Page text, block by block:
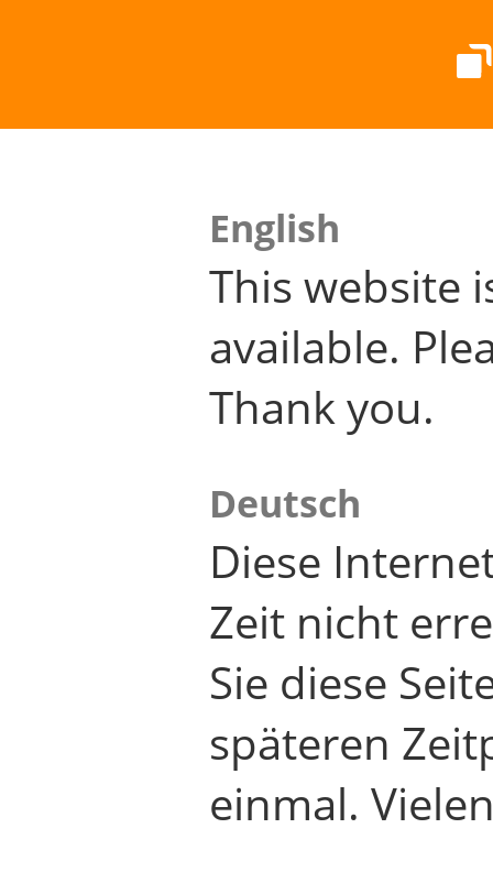
English
This website
available.
Thank you.
Deutsch
Diese
Zeit nicht
Sie diese
späteren
einmal.